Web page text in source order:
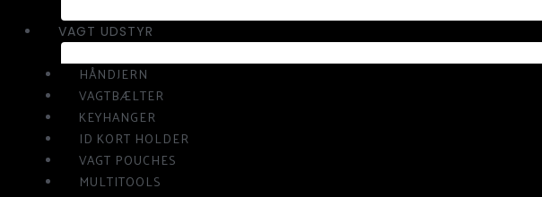
VAGT UDSTYR
HÅNDJERN
VAGTBÆLTER
KEYHANGER
ID KORT HOLDER
VAGT POUCHES
MULTITOOLS